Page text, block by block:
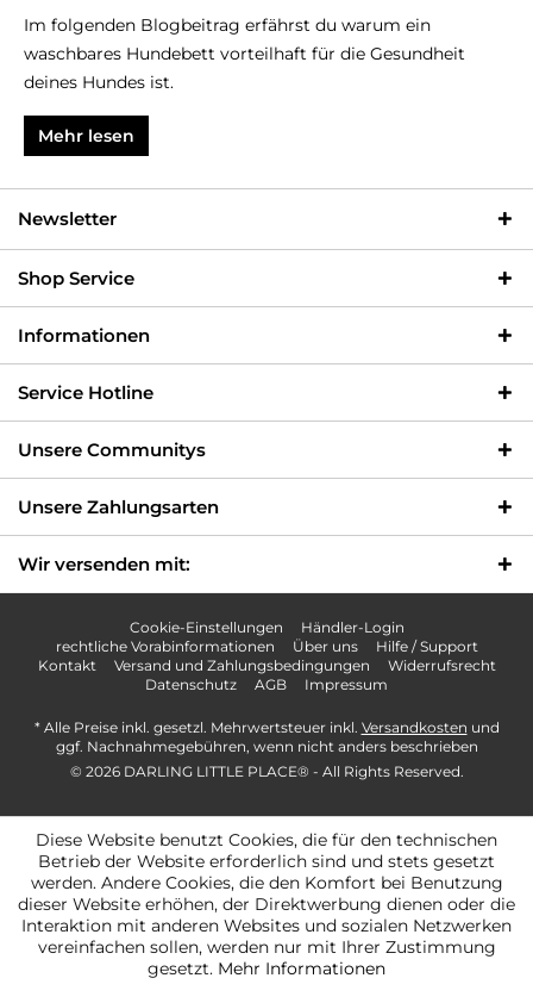
Im folgenden Blogbeitrag erfährst du warum ein
waschbares Hundebett vorteilhaft für die Gesundheit
deines Hundes ist.
Mehr lesen
Newsletter
Shop Service
Informationen
Service Hotline
Unsere Communitys
Unsere Zahlungsarten
Wir versenden mit:
Cookie-Einstellungen
Händler-Login
rechtliche Vorabinformationen
Über uns
Hilfe / Support
Kontakt
Versand und Zahlungsbedingungen
Widerrufsrecht
Datenschutz
AGB Impressum
* Alle Preise inkl. gesetzl. Mehrwertsteuer inkl. Versandkosten und
ggf. Nachnahmegebühren, wenn nicht anders beschrieben
© 2026 DARLING LITTLE PLACE®️ - All Rights Reserved.
Diese Website benutzt Cookies, die für den technischen
Betrieb der Website erforderlich sind und stets gesetzt
werden. Andere Cookies, die den Komfort bei Benutzung
dieser Website erhöhen, der Direktwerbung dienen oder die
Interaktion mit anderen Websites und sozialen Netzwerken
vereinfachen sollen, werden nur mit Ihrer Zustimmung
gesetzt. Mehr Informationen